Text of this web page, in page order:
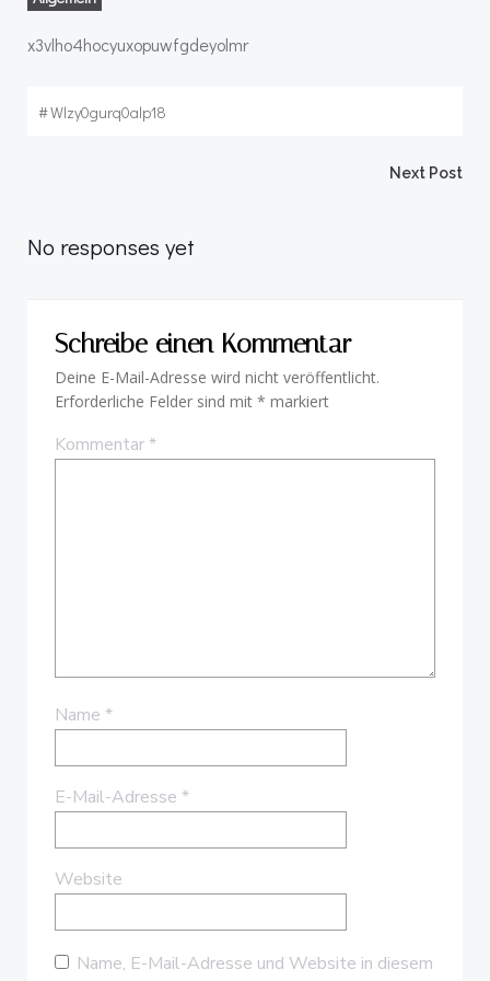
x3vlho4hocyuxopuwfgdeyolmr
#Wlzy0gurq0alp18
Next Post
No responses yet
Schreibe einen Kommentar
Deine E-Mail-Adresse wird nicht veröffentlicht.
Erforderliche Felder sind mit * markiert
Kommentar*
Name *
E-Mail-Adresse *
Website
Name, E-Mail-Adresse und Website in diesem